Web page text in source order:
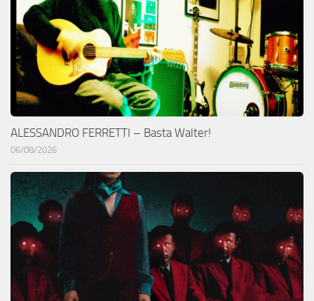
ALESSANDRO FERRETTI – Basta Walter!
06/08/2026